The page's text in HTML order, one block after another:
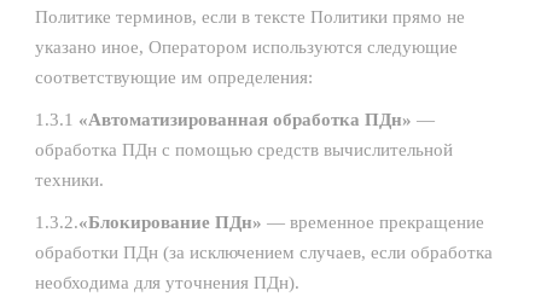
Политике терминов, если в тексте Политики прямо не
указано иное, Оператором используются следующие
соответствующие им определения:
1.3.1 «Автоматизированная обработка ПДн» —
обработка ПДн с помощью средств вычислительной
техники.
1.3.2.«Блокирование ПДн» — временное прекращение
обработки ПДн (за исключением случаев, если обработка
необходима для уточнения ПДн).